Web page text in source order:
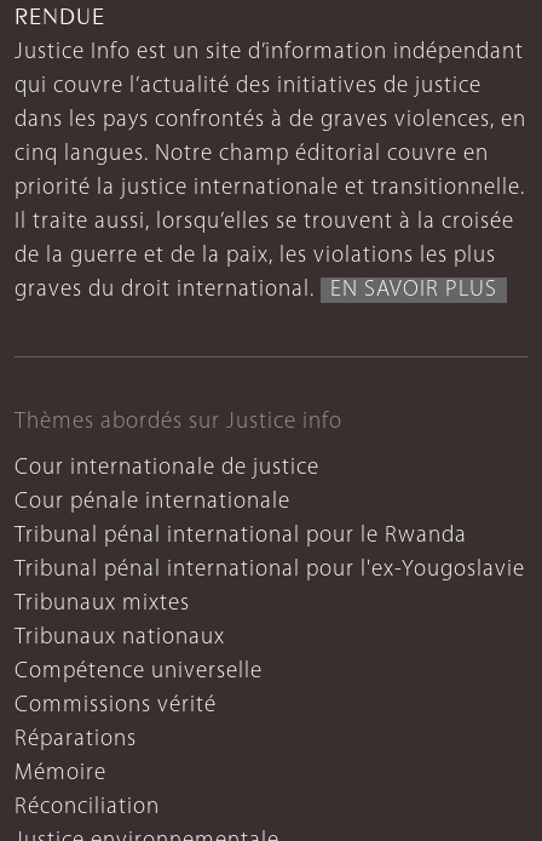
RENDUE
Justice Info est un site d’information indépendant
qui couvre l’actualité des initiatives de justice
dans les pays confrontés à de graves violences, en
cinq langues. Notre champ éditorial couvre en
priorité la justice internationale et transitionnelle.
Il traite aussi, lorsqu’elles se trouvent à la croisée
de la guerre et de la paix, les violations les plus
graves du droit international.
EN SAVOIR PLUS
Thèmes abordés sur Justice info
Cour internationale de justice
Cour pénale internationale
Tribunal pénal international pour le Rwanda
Tribunal pénal international pour l'ex-Yougoslavie
Tribunaux mixtes
Tribunaux nationaux
Compétence universelle
Commissions vérité
Réparations
Mémoire
Réconciliation